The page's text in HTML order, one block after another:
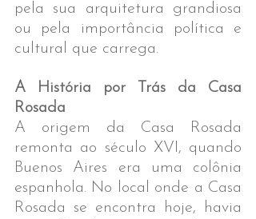
pela sua arquitetura grandiosa
ou pela importância política e
cultural que carrega.
A História por Trás da Casa
Rosada
A origem da Casa Rosada
remonta ao século XVI, quando
Buenos Aires era uma colônia
espanhola. No local onde a Casa
Rosada se encontra hoje, havia